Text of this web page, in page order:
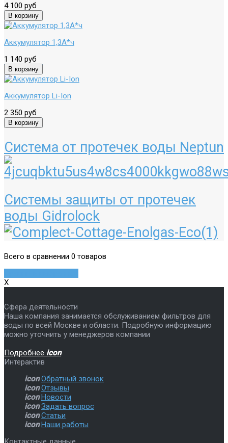
4 100 руб
Аккумулятор 1,3А*ч
1 140 руб
Аккумулятор Li-Ion
2 350 руб
Система от протечек воды Neptun
Системы защиты от протечек
воды Gidrolock
Всего в сравнении 0 товаров
X
Сфера деятельности
Наша компания занимается обслуживанием фильтров для
воды по всей Москве и области. Подробную информацию
можно уточнить у менеджеров компании
Подробнее icon
Интерактив
icon Обратный звонок
icon Отзывы
icon Новости
icon Задать вопрос
icon Статьи
icon Наши работы